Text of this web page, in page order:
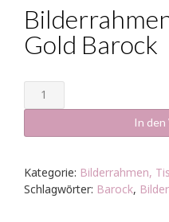
Gold Barock
Bilderrahmen
Tischnummer
Barock
In den
Kategorie: Bilderrahmen,
Schlagwörter: Barock,